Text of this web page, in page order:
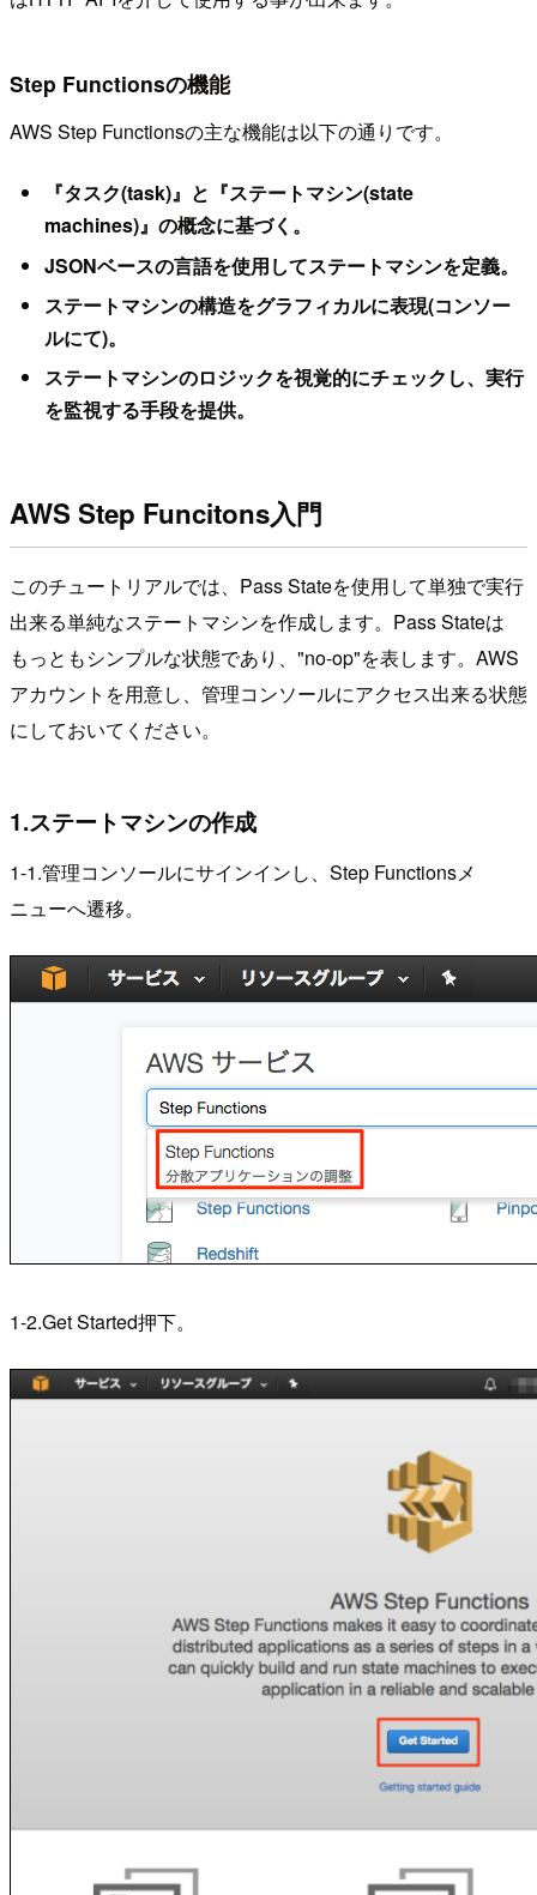
Step Functionsの機能
AWS Step Functionsの主な機能は以下の通りです。
『タスク(task)』と『ステートマシン(state
machines)』の概念に基づく。
JSONベースの言語を使用してステートマシンを定義。
ステートマシンの構造をグラフィカルに表現(コンソー
ルにて)。
ステートマシンのロジックを視覚的にチェックし、実行
を監視する手段を提供。
AWS Step Funcitons入門
このチュートリアルでは、Pass Stateを使用して単独で実行
出来る単純なステートマシンを作成します。Pass Stateは
もっともシンプルな状態であり、"no-op"を表します。AWS
アカウントを用意し、管理コンソールにアクセス出来る状態
にしておいてください。
1.ステートマシンの作成
1-1.管理コンソールにサインインし、Step Functionsメ
ニューへ遷移。
1-2.Get Started押下。